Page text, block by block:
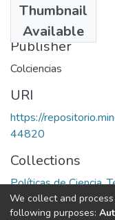
Thumbnail
Available
1990
Publisher
Colciencias
URI
https://
44820
Collections
Políticas de Ciencia,
Full item page
We collect and
following purposes: